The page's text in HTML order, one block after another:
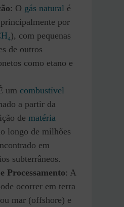
: O gás natural é
por
), com pequenas
de outros
como etano e
um combustível
a partir da
de matéria
longo de milhões
em
subterrâneos.
Processamento: A
ocorrer em terra
mar (offshore) e